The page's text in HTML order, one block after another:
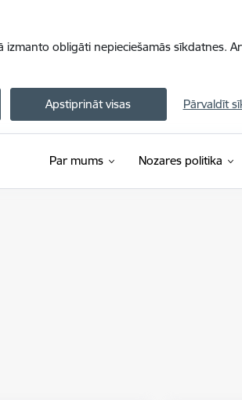
izmanto obligāti nepieciešamās sīkdatnes.
Apstiprināt visas Pārvaldīt
Par mums Nozares politika